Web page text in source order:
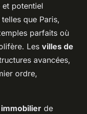
potentiel
que Paris,
parfaits où
Les villes de
avancées,
ordre,
de